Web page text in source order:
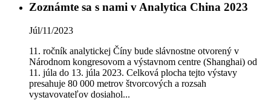
Zoznámte sa s nami v Analytica China 2023
Júl/11/2023
11. ročník analytickej Číny bude slávnostne otvorený v
Národnom kongresovom a výstavnom centre (Shanghai) od
11. júla do 13. júla 2023. Celková plocha tejto výstavy
presahuje 80 000 metrov štvorcových a rozsah
vystavovateľov dosiahol...